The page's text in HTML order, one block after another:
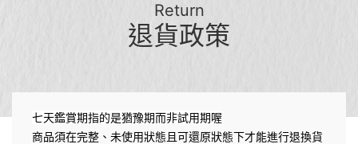
Return
退貨政策
七天鑑賞期指的是猶豫期而非試用期喔
商品須在完整、未使用狀態且可還原狀態下才能進行退換貨